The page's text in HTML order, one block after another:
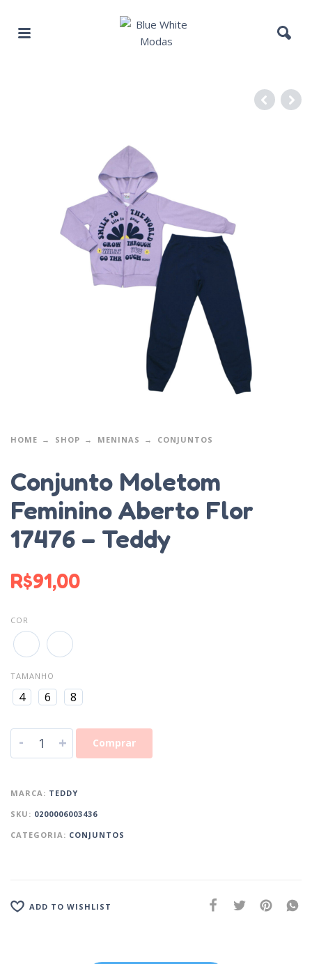
HOME SHOP MENINAS CONJUNTOS
Conjunto Moletom
Feminino Aberto Flor
17476 – Teddy
R$91,00
COR
TAMANHO
4 6 8
- + Comprar
MARCA: TEDDY
SKU: 0200006003436
CATEGORIA: CONJUNTOS
ADD TO WISHLIST